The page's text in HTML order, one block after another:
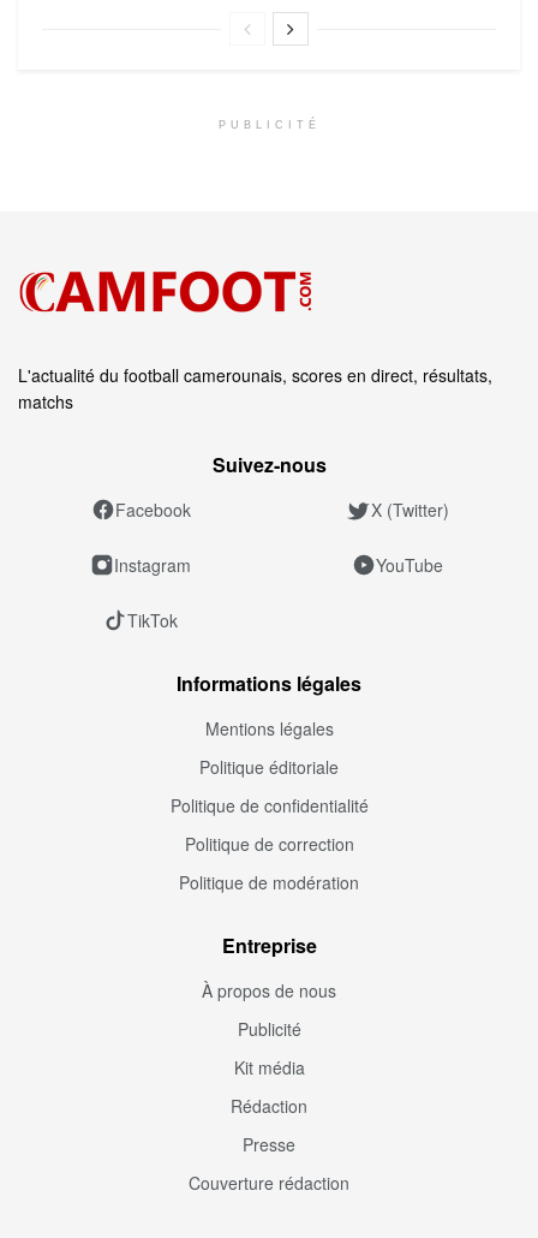
PUBLICITÉ
L'actualité du football camerounais, scores en direct, résultats,
matchs
Suivez‑nous
Facebook X (Twitter)
Instagram YouTube
TikTok
Informations légales
Mentions légales
Politique éditoriale
Politique de confidentialité
Politique de correction
Politique de modération
Entreprise
À propos de nous
Publicité
Kit média
Rédaction
Presse
Couverture rédaction